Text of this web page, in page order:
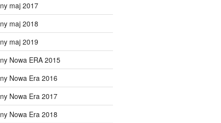
maj 2017
maj 2018
maj 2019
Nowa ERA 2015
Nowa Era 2016
Nowa Era 2017
Nowa Era 2018